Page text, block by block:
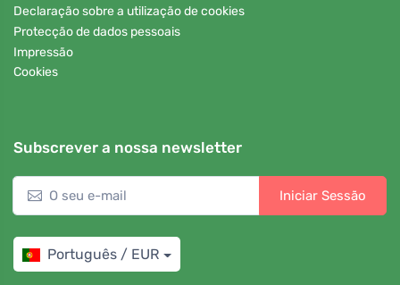
Declaração sobre a utilização de cookies
Protecção de dados pessoais
Impressão
Cookies
Subscrever a nossa newsletter
Iniciar Sessão
Português / EUR